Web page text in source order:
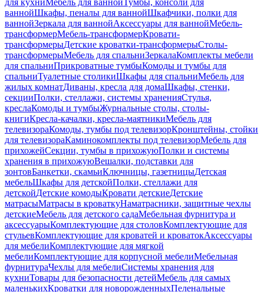
для кухниМебель для ваннойТумбы, консоли для
ваннойШкафы, пеналы для ваннойШкафчики, полки для
ваннойЗеркала для ваннойАксессуары для ваннойМебель-
трансформерМебель-трансформерКровати-
трансформерыДетские кроватки-трансформерыСтолы-
трансформерыМебель для спальниЗеркалаКомплекты мебели
для спальниПрикроватные тумбыКомоды и тумбы для
спальниТуалетные столикиШкафы для спальниМебель для
жилых комнатДиваны, кресла для домаШкафы, стенки,
секцииПолки, стеллажи, системы храненияСтулья,
креслаКомоды и тумбыЖурнальные столы, столы-
книгиКресла-качалки, кресла-маятникиМебель для
телевизораКомоды, тумбы под телевизорКронштейны, стойки
для телевизораКаминокомплекты под телевизорМебель для
прихожейСекции, тумбы в прихожуюПолки и системы
хранения в прихожуюВешалки, подставки для
зонтовБанкетки, скамьиКлючницы, газетницыДетская
мебельШкафы для детскойПолки, стеллажи для
детскойДетские комодыКровати детскиеДетские
матрасыМатрасы в кроваткуНаматрасники, защитные чехлы
детскиеМебель для детского садаМебельная фурнитура и
аксессуарыКомплектующие для столовКомплектующие для
стульевКомплектующие для кроватей и кроватокАксессуары
для мебелиКомплектующие для мягкой
мебелиКомплектующие для корпусной мебелиМебельная
фурнитураЧехлы для мебелиСистемы хранения для
кухниТовары для безопасности детейМебель для самых
маленькихКроватки для новорожденныхПеленальные